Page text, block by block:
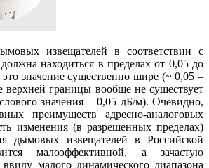
извещателей в соответствии с
находиться в пределах от 0,05 до
значение существенно шире (~ 0,05 –
границы вообще не существует
значения – 0,05 дБ/м). Очевидно,
преимуществ адресно-аналоговых
изменения (в разрешенных пределах)
дымовых извещателей в Российской
малоэффективной, а зачастую
малого динамического диапазона